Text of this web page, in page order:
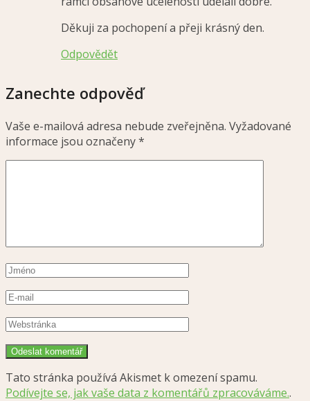
Děkuji za pochopení a přeji krásný den.
Odpovědět
Zanechte odpověď
Vaše e-mailová adresa nebude zveřejněna. Vyžadované
informace jsou označeny*
Tato stránka používá Akismet k omezení spamu.
Podívejte se, jak vaše data z komentářů zpracováváme..